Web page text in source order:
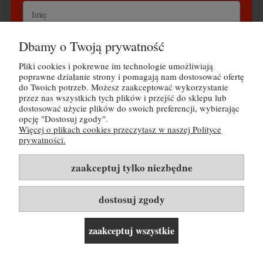
fermentację całych gron (z szypułkami), co może dodać winu
struktury i złożoności.
POMOC
MOJE KONTO
PŁATNOŚCI I DOSTAWA
O NAS
Rozwiń listę kategorii i linków ▼
Dbamy o Twoją prywatność
Pliki cookies i pokrewne im technologie umożliwiają
poprawne działanie strony i pomagają nam dostosować ofertę
do Twoich potrzeb. Możesz zaakceptować wykorzystanie
przez nas wszystkich tych plików i przejść do sklepu lub
dostosować użycie plików do swoich preferencji, wybierając
opcję "Dostosuj zgody".
Więcej o plikach cookies przeczytasz w naszej Polityce
prywatności.
zaakceptuj tylko niezbędne
dostosuj zgody
zaakceptuj wszystkie
Wyrażam zgodę na przetwarzanie danych osobowych
zgodnie z polityką prywatności Buy Wine Sp. z o.o.
Odbieram kod na 30 zł rabatu
Tutaj możesz zapoznać się z